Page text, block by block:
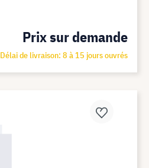
Prix sur demande
Délai de livraison: 8 à 15 jours ouvrés